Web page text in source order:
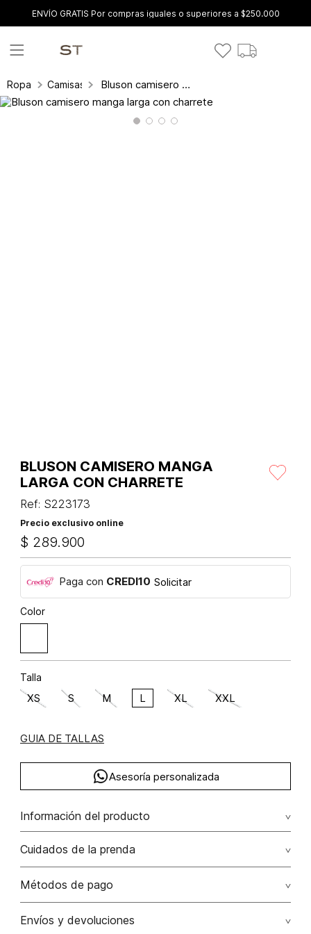
ENVÍO GRATIS Por compras iguales o superiores a $250.000
Ropa Camisas y blusas Bluson camisero manga larga con charrete
BLUSON CAMISERO MANGA
LARGA CON CHARRETE
Ref: S223173
Precio exclusivo online
$ 289.900
Paga con CREDI10 Solicitar
Color
Talla
XS S M L XL XXL
GUIA DE TALLAS
Asesoría personalizada
Información del producto
Lino 100% 100.00% lino/linen
Cuidados de la prenda
Lavado profesional en húmedo (w) planchar con vapor
No lavar
Métodos de pago
Tarjetas de crédito: Visa, Dinners, Master Card y American
Envíos y devoluciones